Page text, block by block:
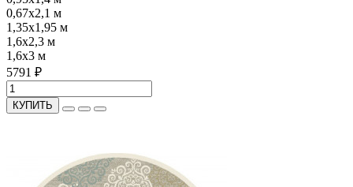
0,67x2,1 м
1,35x1,95 м
1,6x2,3 м
1,6x3 м
5791 ₽
КУПИТЬ